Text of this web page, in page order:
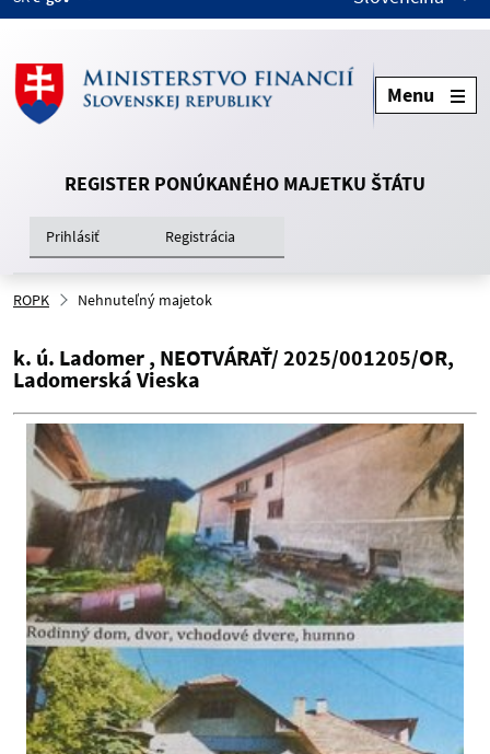
Menu
REGISTER PONÚKANÉHO MAJETKU ŠTÁTU
Prihlásiť Registrácia
ROPK Nehnuteľný majetok
k. ú. Ladomer , NEOTVÁRAŤ/ 2025/001205/OR,
Ladomerská Vieska